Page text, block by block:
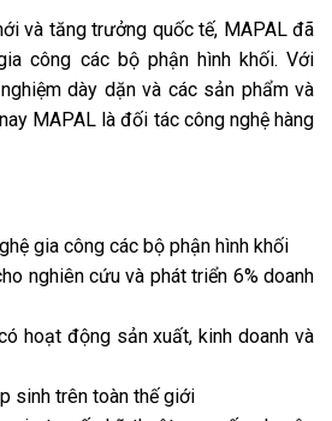
và tăng trưởng quốc tế, MAPAL đã
công các bộ phận hình khối. Với
dày dặn và các sản phẩm và
MAPAL là đối tác công nghệ hàng
gia công các bộ phận hình khối
nghiên cứu và phát triển 6% doanh
hoạt động sản xuất, kinh doanh và
sinh trên toàn thế giới